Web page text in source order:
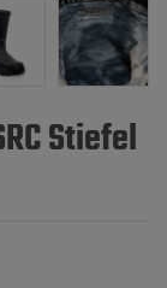
Stiefel